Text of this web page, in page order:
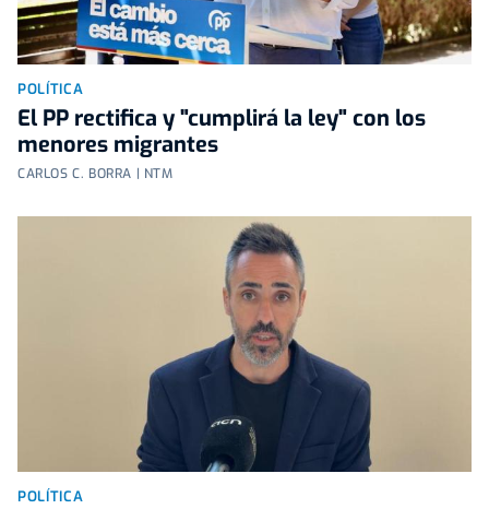
POLÍTICA
El PP rectifica y "cumplirá la ley" con los
menores migrantes
CARLOS C. BORRA | NTM
POLÍTICA